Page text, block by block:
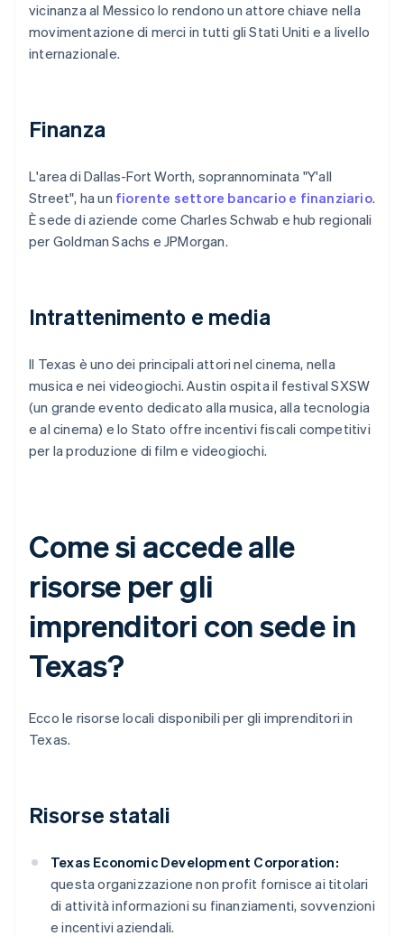
vicinanza al Messico lo rendono un attore chiave nella
movimentazione di merci in tutti gli Stati Uniti e a livello
internazionale.
Finanza
L'area di Dallas-Fort Worth, soprannominata "Y'all
Street", ha un fiorente settore bancario e finanziario.
È sede di aziende come Charles Schwab e hub regionali
per Goldman Sachs e JPMorgan.
Intrattenimento e media
Il Texas è uno dei principali attori nel cinema, nella
musica e nei videogiochi. Austin ospita il festival SXSW
(un grande evento dedicato alla musica, alla tecnologia
e al cinema) e lo Stato offre incentivi fiscali competitivi
per la produzione di film e videogiochi.
Come si accede alle
risorse per gli
imprenditori con sede in
Texas?
Ecco le risorse locali disponibili per gli imprenditori in
Texas.
Risorse statali
Texas Economic Development Corporation:
questa organizzazione non profit fornisce ai titolari
di attività informazioni su finanziamenti, sovvenzioni
e incentivi aziendali.